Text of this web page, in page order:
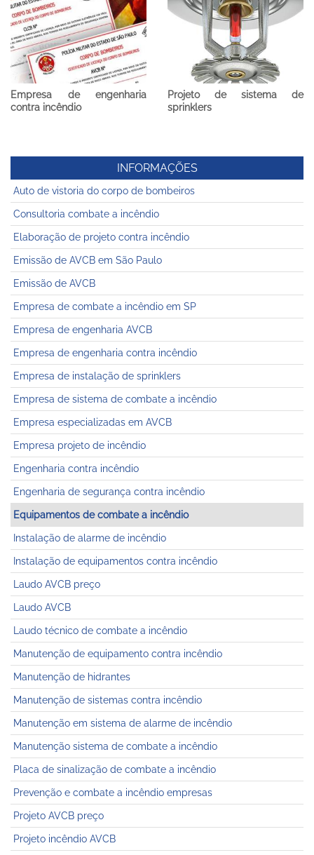
Empresa de engenharia
contra incêndio
Projeto de sistema de
sprinklers
INFORMAÇÕES
Auto de vistoria do corpo de bombeiros
Consultoria combate a incêndio
Elaboração de projeto contra incêndio
Emissão de AVCB em São Paulo
Emissão de AVCB
Empresa de combate a incêndio em SP
Empresa de engenharia AVCB
Empresa de engenharia contra incêndio
Empresa de instalação de sprinklers
Empresa de sistema de combate a incêndio
Empresa especializadas em AVCB
Empresa projeto de incêndio
Engenharia contra incêndio
Engenharia de segurança contra incêndio
Equipamentos de combate a incêndio
Instalação de alarme de incêndio
Instalação de equipamentos contra incêndio
Laudo AVCB preço
Laudo AVCB
Laudo técnico de combate a incêndio
Manutenção de equipamento contra incêndio
Manutenção de hidrantes
Manutenção de sistemas contra incêndio
Manutenção em sistema de alarme de incêndio
Manutenção sistema de combate a incêndio
Placa de sinalização de combate a incêndio
Prevenção e combate a incêndio empresas
Projeto AVCB preço
Projeto incêndio AVCB